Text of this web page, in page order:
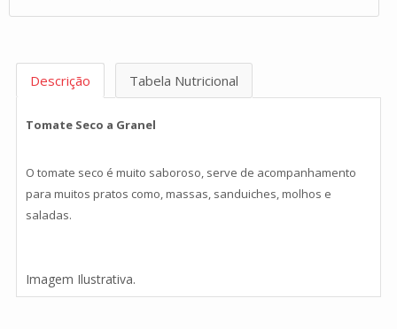
Descrição Tabela Nutricional
Tomate Seco a Granel
O tomate seco é muito saboroso, serve de acompanhamento
para muitos pratos como, massas, sanduiches, molhos e
saladas.
Imagem Ilustrativa.